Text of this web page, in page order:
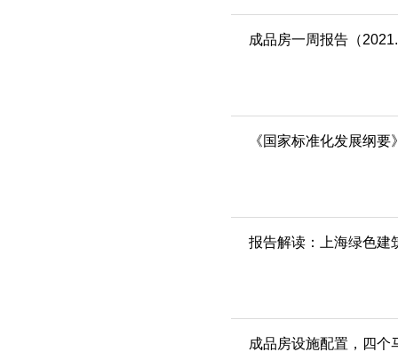
成品房一周报告（
《国家标准化发展纲
报告解读：上海绿色建
成品房设施配置，四个